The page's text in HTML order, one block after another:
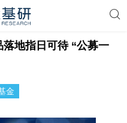
地指日可待 “公募一
金